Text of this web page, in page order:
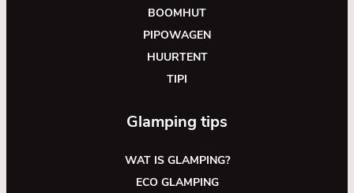
BOOMHUT
PIPOWAGEN
HUURTENT
TIPI
Glamping tips
WAT IS GLAMPING?
ECO GLAMPING